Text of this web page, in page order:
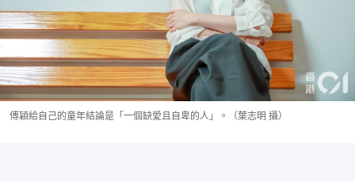
傅穎給自己的童年結論是「一個缺愛且自卑的人」。（葉志明 攝）